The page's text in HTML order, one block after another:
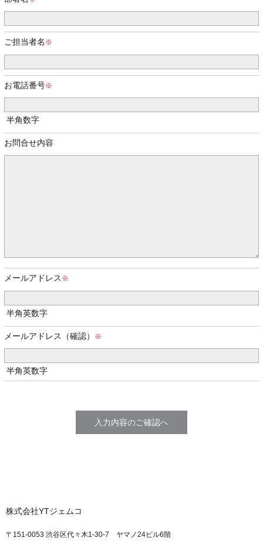
ご担当者名
お電話番号
半角数字
お問合せ内容
メールアドレス
半角英数字
メールアドレス（確認）
半角英数字
株式会社YTジェムコ
〒151-0053 渋谷区代々木1-30-7 ヤマノ24ビル6階